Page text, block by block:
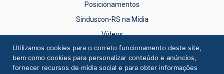
Posicionamentos
Sinduscon-RS na Mídia
Vídeos
Utilizamos cookies para o correto funcionamento deste site,
bem como cookies para personalizar conteúdo e anúncios,
fornecer recursos de mídia social e para obter informações